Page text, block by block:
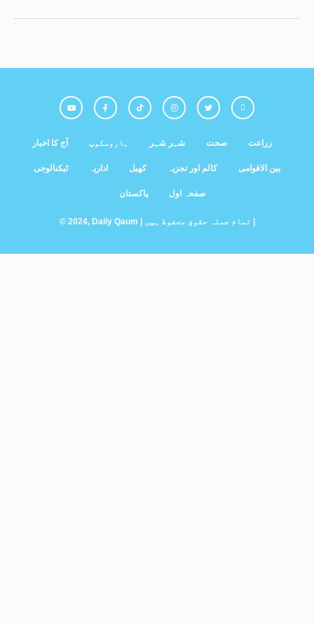
آج کا اخبار ہاروسکوپ شہر شہر صحت زراعت
ٹیکنالوجی اداریہ کھیل کالم اور تجزیہ بین الاقوامی
پاکستان صفحہ اول